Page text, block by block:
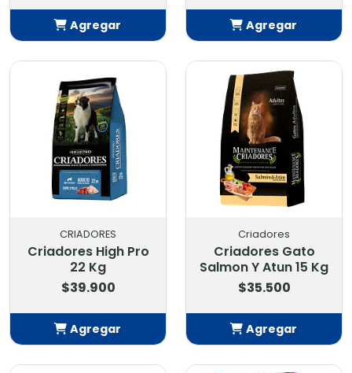
Agregar
Añadido
Agregar
Añadido
CRIADORES
Criadores High Pro
22 Kg
$39.900
Agregar
Criadores
Criadores Gato
Salmon Y Atun 15 Kg
$35.500
Agregar